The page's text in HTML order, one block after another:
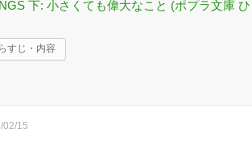
下: 小さくても偉大なこと (ポプラ文庫 ひ
すじ・内容
02/15